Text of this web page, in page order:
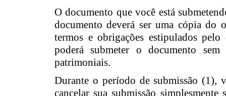
O documento que você está
documento deverá ser uma cópia do
termos e obrigações estipulados
poderá submeter o documento
patrimoniais.
Durante o período de submissão (1),
cancelar sua submissão